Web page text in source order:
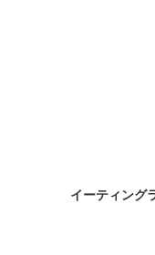
イーティング